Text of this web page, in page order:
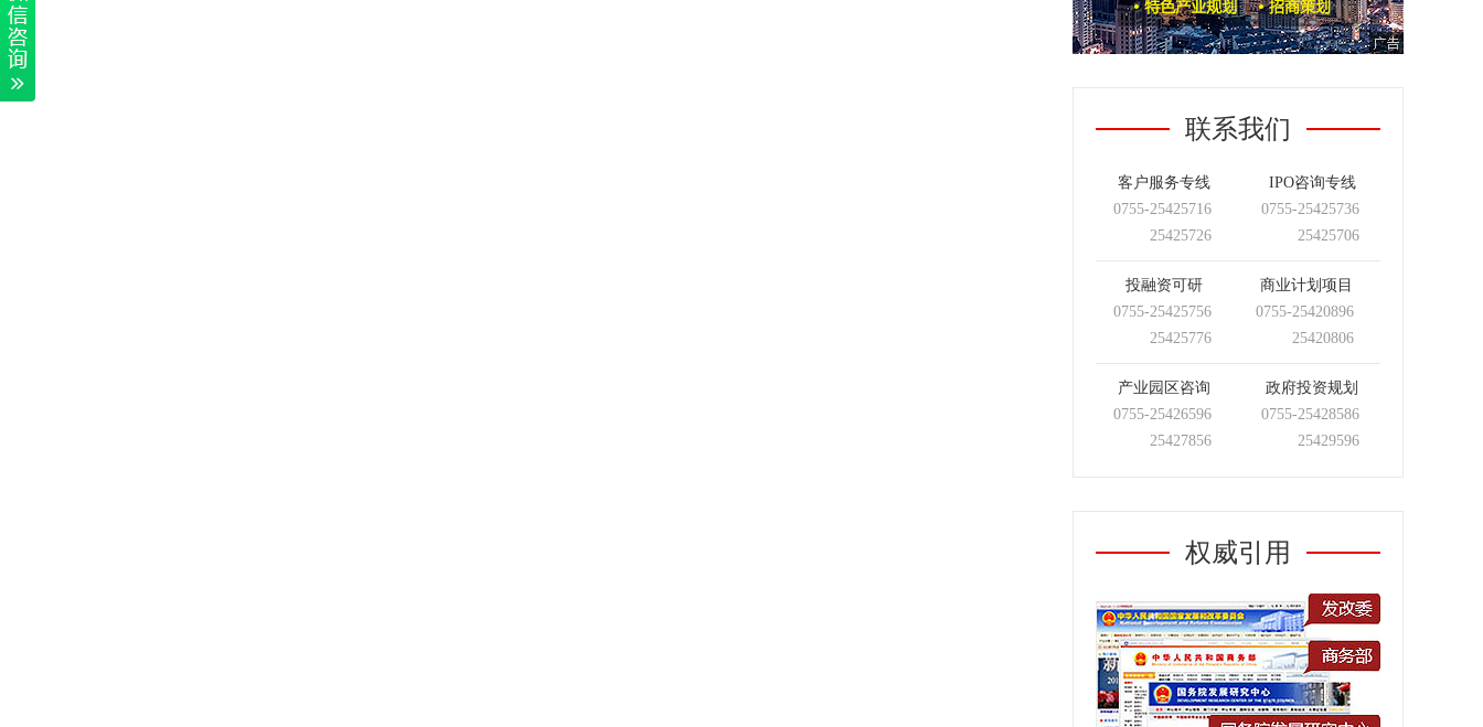
联系我们
客户服务专线
0755-25425716
25425726
IPO咨询专线
0755-25425736
25425706
投融资可研
0755-25425756
25425776
商业计划项目
0755-25420896
25420806
产业园区咨询
0755-25426596
25427856
政府投资规划
0755-25428586
25429596
权威引用